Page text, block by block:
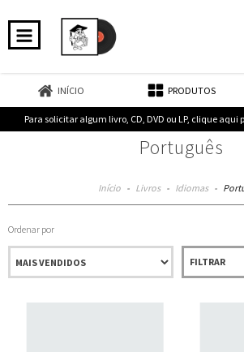
INÍCIO PRODUTOS
Para solicitar algum livro, CD, DVD ou LP, clique
Português
Início - Livros - Idiomas -
Ordenar por
FILTRAR